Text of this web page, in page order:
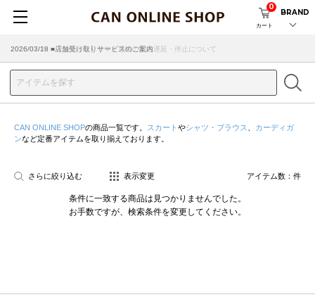
カート
0
BRAND
2026/07/29 ■【お知らせ】ヤマト運輸の配送遅延・停止について
2026/03/18 ■店舗受け取りサービスのご案内
CAN ONLINE SHOPの商品一覧です。 スカート やシャツ・ブラウス
カーディガ
ンなど定番アイテムを取り揃えております。
さらに絞り込む 表示変更 アイテム数： 件
条件に一致する商品は見つかりませんでした。
お手数ですが、検索条件を変更してください。